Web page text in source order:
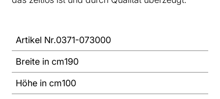
Artikel Nr.0371-073000
Breite in cm190
Höhe in cm100